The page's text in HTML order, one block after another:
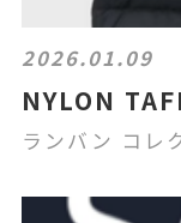
2026.01.09
NYLON
ランバン コレ